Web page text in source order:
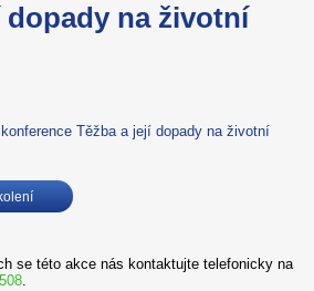
dopady na životní
Těžba a její dopady na životní
se této akce nás kontaktujte telefonicky na
.